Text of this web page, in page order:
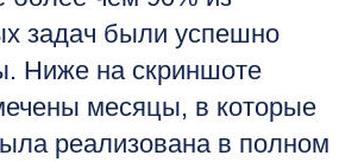
задач были успешно
Ниже на скриншоте
месяцы, в которые
реализована в полном